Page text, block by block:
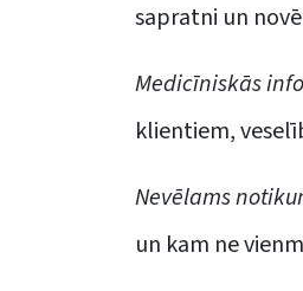
sapratni un
Medicīniskās
klientiem,
Nevēlams
un kam ne